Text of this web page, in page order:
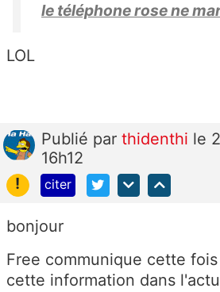
le téléphone rose ne
LOL
Publié par thidenthi le
16h12
!
citer
bonjour
Free communique cette
cette information dans